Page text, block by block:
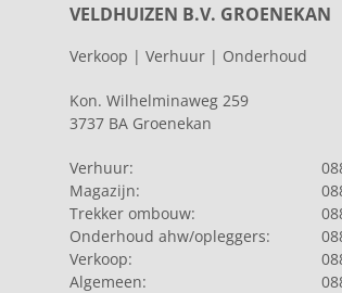
VELDHUIZEN B.V. GROENEKAN
Verkoop | Verhuur | Onderhoud
Kon. Wilhelminaweg 259
3737 BA Groenekan
Verhuur:
Magazijn:
Trekker ombouw:
Onderhoud ahw/opleggers:
Verkoop:
Algemeen: